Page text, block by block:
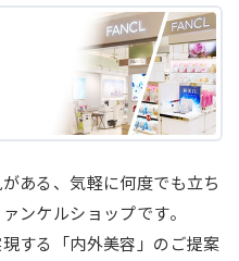
ある、気軽に何度でも立ち
ンケルショップです。
する「内外美容」のご提案